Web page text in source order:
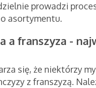
prowadzi
asortymentu.
a franszyza -
się, że niektórzy
z franszyzą.